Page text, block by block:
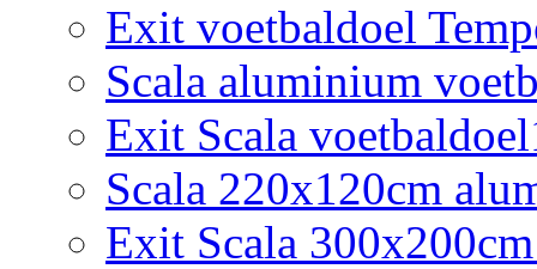
Exit voetbaldoel
Scala aluminium
Exit Scala
Scala 220x120cm
Exit Scala